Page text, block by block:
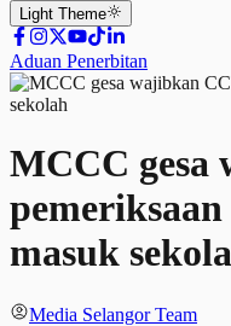
Light Theme
Aduan Penerbitan
MCCC gesa
masuk
Media Selangor Team